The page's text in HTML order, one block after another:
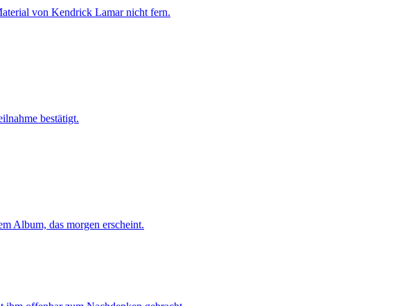
von Kendrick Lamar nicht fern.
bestätigt.
Album, das morgen erscheint.